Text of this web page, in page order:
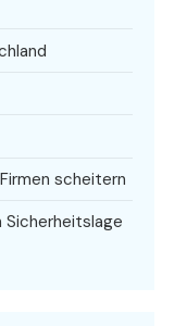
scheitern
Sicherheitslage